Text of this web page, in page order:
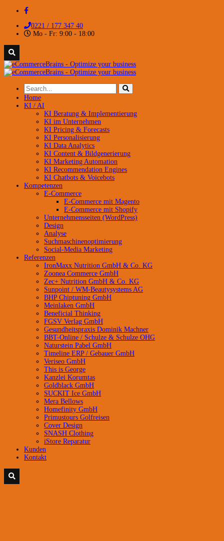
0221 / 177 347 40
Mo - Fr: 9:00 - 18:00
Home
KI / AI
KI Beratung & Implementierung
KI im Unternehmen
KI Pricing & Forecasts
KI Personalisierung
KI Data Analytics
KI Content & Bildgenerierung
KI Marketing Automation
KI Recommendation Engines
KI Chatbots & Voicebots
Kompetenzen
E-Commerce
E-Commerce mit Magento
E-Commerce mit Shopify
Unternehmensseiten (WordPress)
Design
Analyse
Suchmaschinenoptimierung
Social-Media Marketing
Referenzen
IronMaxx Nutrition GmbH & Co. KG
Zoonea Commerce GmbH
Zec+ Nutrition GmbH & Co. KG
Sunpoint / WM-Beautysystems AG
BHP Chiptuning GmbH
Meinlaken GmbH
Beneficial Thinking
FGSV Verlag GmbH
Gesundheitspraxis Dominik Machner
BBT-Online / Schulze & Schulze OHG
Naturstein Pabel GmbH
Timeline ERP / Gebauer GmbH
Veriseo GmbH
This is George
Kanzlei Korumtas
Goldblack GmbH
SUCKIT Ice GmbH
Mera Bellows
Homefinity GmbH
Primustours Golfreisen
Cover Design
SNASH Clothing
iStore Reparatur
Kunden
Kontakt